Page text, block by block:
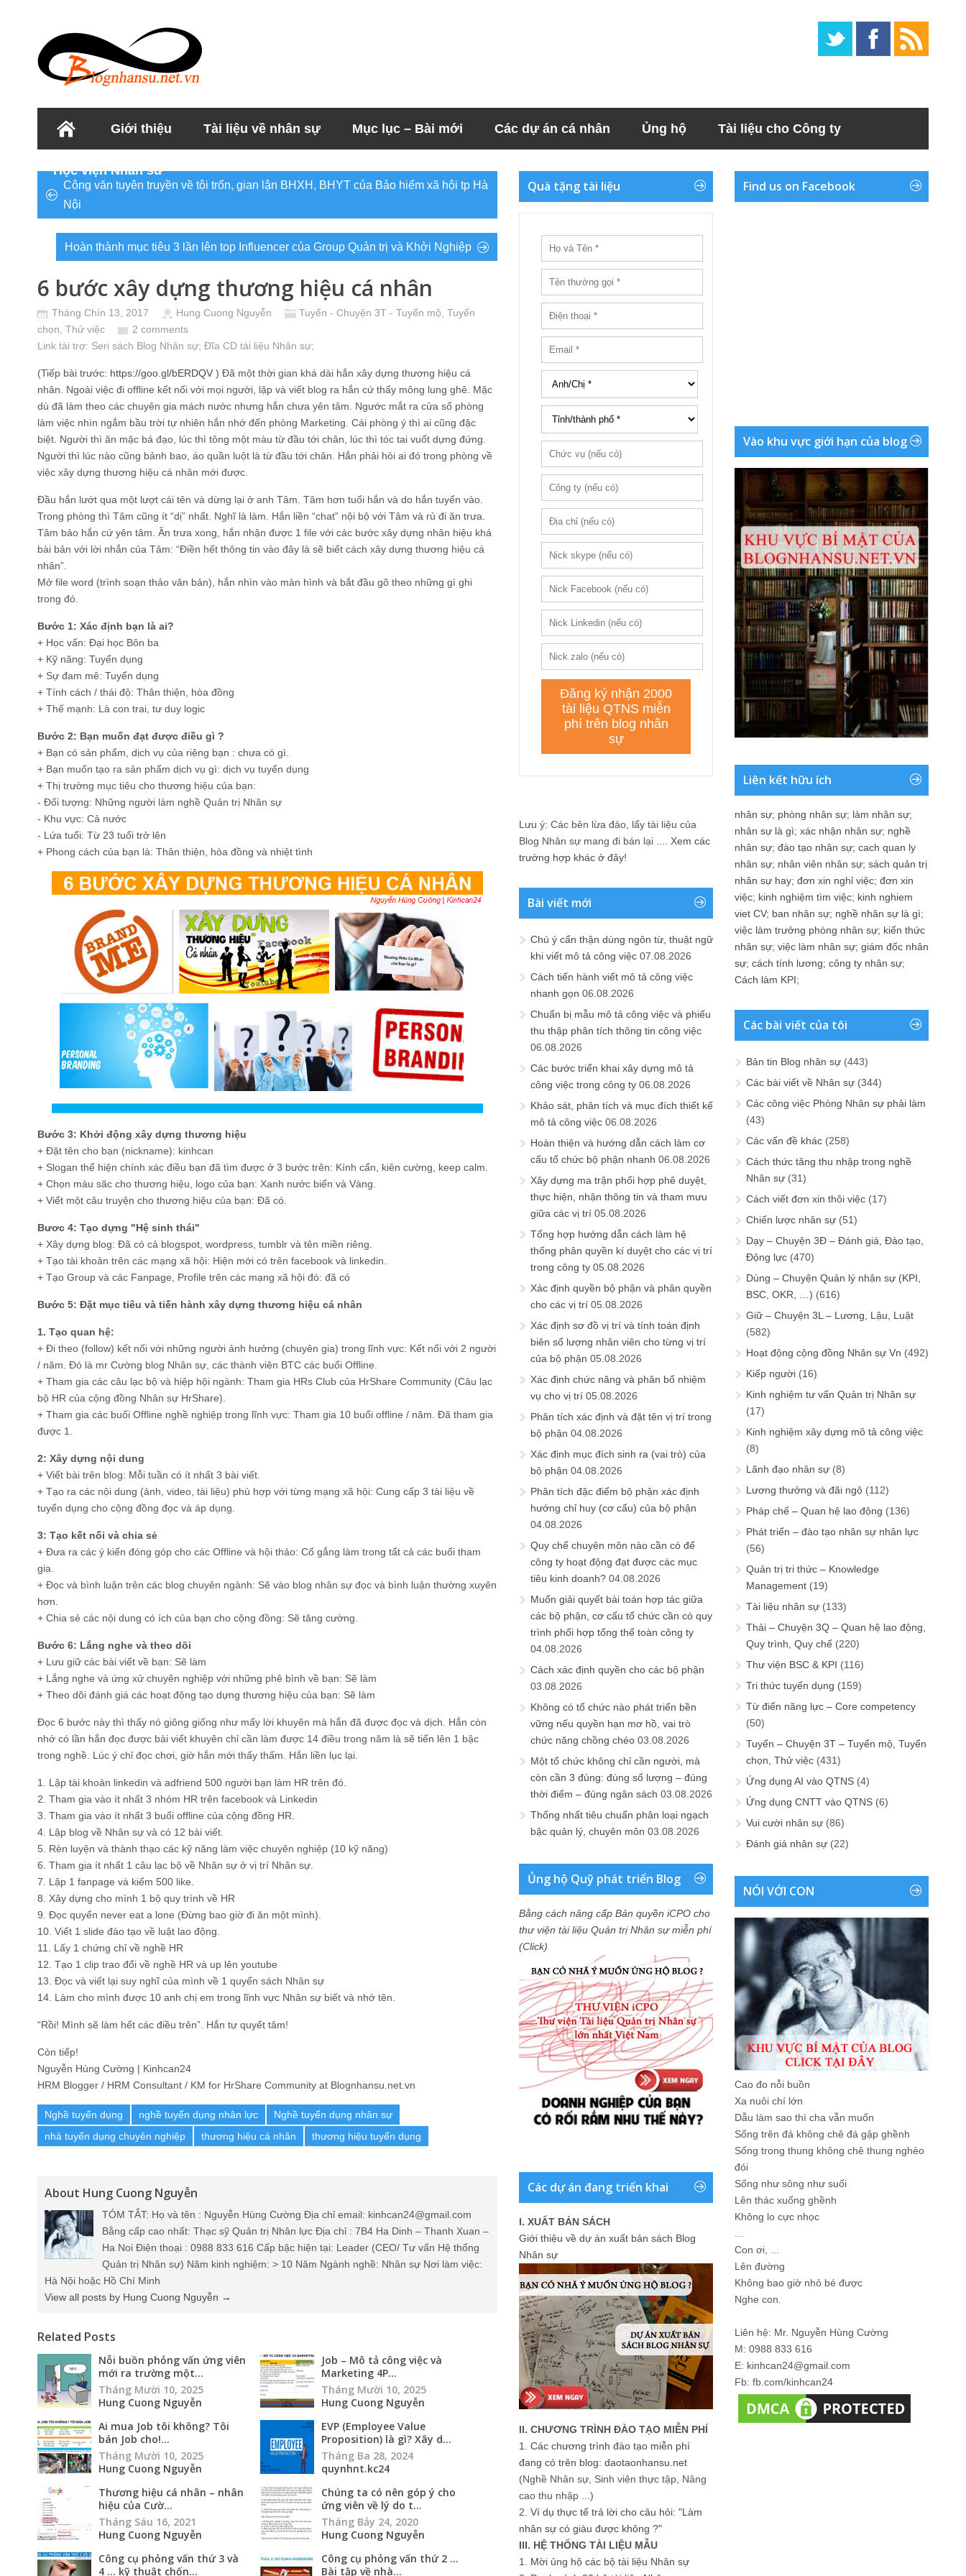
Giới thiệu Tài liệu về nhân sự Mục lục – Bài mới Các dự án cá nhân Ủng hộ Tài liệu cho Công ty
Học viện Nhân sư
Công văn tuyên truyền về tội trốn, gian lận BHXH, BHYT của Bảo hiểm xã hội tp Hà
Nội
Hoàn thành mục tiêu 3 lần lên top Influencer của Group Quản trị và Khởi Nghiệp
6 bước xây dựng thương hiệu cá nhân
Tháng Chín 13, 2017 Hung Cuong Nguyễn
Tuyển - Chuyện 3T - Tuyển mộ, Tuyển
chọn, Thử việc
2 comments
Link tài trợ: Seri sách Blog Nhân sự; Đĩa CD tài liệu Nhân sự;
(Tiếp bài trước: https://goo.gl/bERDQV ) Đã một thời gian khá dài hắn xây dựng thương hiệu cá
nhân. Ngoài việc đi offline kết nối với mọi người, lập và viết blog ra hắn cứ thấy mông lung ghê. Mặc
dù đã làm theo các chuyên gia mách nước nhưng hắn chưa yên tâm. Ngước mắt ra cửa sổ phòng
làm việc nhìn ngắm bầu trời tự nhiên hắn nhớ đến phòng Marketing. Cái phòng ý thì ai cũng đặc
biệt. Người thì ăn mặc bá đạo, lúc thì tông một màu từ đầu tới chân, lúc thì tóc tai vuốt dựng đứng.
Người thì lúc nào cũng bảnh bao, áo quần luột là từ đầu tới chân. Hắn phải hỏi ai đó trong phòng về
việc xây dựng thương hiệu cá nhân mới được.
Đầu hắn lướt qua một lượt cái tên và dừng lại ở anh Tâm. Tâm hơn tuổi hắn và do hắn tuyển vào.
Trong phòng thì Tâm cũng ít “dị” nhất. Nghĩ là làm. Hắn liền “chat” nội bộ với Tâm và rủ đi ăn trưa.
Tâm bảo hắn cứ yên tâm. Ăn trưa xong, hắn nhận được 1 file với các bước xây dựng nhân hiệu khá
bài bản với lời nhắn của Tâm: “Điền hết thông tin vào đây là sẽ biết cách xây dựng thương hiệu cá
nhân”.
Mở file word (trình soạn thảo văn bản), hắn nhìn vào màn hình và bắt đầu gõ theo những gì ghi
trong đó.
Bước 1: Xác định bạn là ai?
+ Học vấn: Đại học Bôn ba
+ Kỹ năng: Tuyển dụng
+ Sự đam mê: Tuyển dụng
+ Tính cách / thái độ: Thân thiện, hòa đồng
+ Thế mạnh: Là con trai, tư duy logic
Bước 2: Bạn muốn đạt được điều gì ?
+ Bạn có sản phẩm, dịch vụ của riêng bạn : chưa có gì.
+ Bạn muốn tạo ra sản phẩm dịch vụ gì: dịch vụ tuyển dụng
+ Thị trường mục tiêu cho thương hiệu của bạn:
- Đối tượng: Những người làm nghề Quản trị Nhân sự
- Khu vực: Cả nước
- Lứa tuổi: Từ 23 tuổi trở lên
+ Phong cách của bạn là: Thân thiện, hòa đồng và nhiệt tình
Bước 3: Khởi động xây dựng thương hiệu
+ Đặt tên cho bạn (nickname): kinhcan
+ Slogan thể hiện chính xác điều bạn đã tìm được ở 3 bước trên: Kính cẩn, kiên cường, keep calm.
+ Chọn màu săc cho thương hiệu, logo của bạn: Xanh nước biển và Vàng.
+ Viết một câu truyện cho thương hiệu của bạn: Đã có.
Bươc 4: Tạo dựng "Hệ sinh thái"
+ Xây dựng blog: Đã có cả blogspot, wordpress, tumblr và tên miền riêng.
+ Tạo tài khoản trên các mạng xã hội: Hiện mới có trên facebook và linkedin.
+ Tạo Group và các Fanpage, Profile trên các mạng xã hội đó: đã có
Bước 5: Đặt mục tiêu và tiến hành xây dựng thương hiệu cá nhân
1. Tạo quan hệ:
+ Đi theo (follow) kết nối với những người ảnh hưởng (chuyên gia) trong lĩnh vực: Kết nối với 2 người
/ năm. Đó là mr Cường blog Nhân sự, các thành viên BTC các buổi Offline.
+ Tham gia các câu lạc bộ và hiệp hội ngành: Tham gia HRs Club của HrShare Community (Câu lạc
bộ HR của cộng đồng Nhân sự HrShare).
+ Tham gia các buổi Offline nghề nghiệp trong lĩnh vực: Tham gia 10 buổi offline / năm. Đã tham gia
được 1.
2: Xây dựng nội dung
+ Viết bài trên blog: Mỗi tuần có ít nhất 3 bài viết.
+ Tạo ra các nội dung (ảnh, video, tài liệu) phù hợp với từng mạng xã hội: Cung cấp 3 tài liệu về
tuyển dụng cho cộng đồng đọc và áp dụng.
3: Tạo kết nối và chia sẻ
+ Đưa ra các ý kiến đóng góp cho các Offline và hội thảo: Cố gắng làm trong tất cả các buổi tham
gia.
+ Đọc và bình luận trên các blog chuyên ngành: Sẽ vào blog nhân sự đọc và bình luận thường xuyên
hơn.
+ Chia sẻ các nội dung có ích của bạn cho cộng đồng: Sẽ tăng cường.
Bước 6: Lắng nghe và theo dõi
+ Lưu giữ các bài viết về bạn: Sẽ làm
+ Lắng nghe và ứng xử chuyên nghiệp với những phê bình về bạn: Sẽ làm
+ Theo dõi đánh giá các hoạt động tạo dựng thương hiệu của bạn: Sẽ làm
Đọc 6 bước này thì thấy nó giông giống như mấy lời khuyên mà hắn đã được đọc và dịch. Hắn còn
nhớ có lần hắn đọc được bài viết khuyên chỉ cần làm được 14 điều trong năm là sẽ tiến lên 1 bậc
trong nghề. Lúc ý chỉ đọc chơi, giờ hắn mới thấy thấm. Hắn liền lục lại.
1. Lập tài khoản linkedin và adfriend 500 người bạn làm HR trên đó.
2. Tham gia vào ít nhất 3 nhóm HR trên facebook và Linkedin
3. Tham gia vào ít nhất 3 buổi offline của cộng đồng HR.
4. Lập blog về Nhân sự và có 12 bài viết.
5. Rèn luyện và thành thạo các kỹ năng làm việc chuyên nghiệp (10 kỹ năng)
6. Tham gia ít nhất 1 câu lạc bộ về Nhân sự ở vị trí Nhân sự.
7. Lập 1 fanpage và kiếm 500 like.
8. Xây dựng cho mình 1 bộ quy trình về HR
9. Đọc quyển never eat a lone (Đừng bao giờ đi ăn một mình).
10. Viết 1 slide đào tạo về luật lao động.
11. Lấy 1 chứng chỉ về nghề HR
12. Tạo 1 clip trao đổi về nghề HR và up lên youtube
13. Đọc và viết lại suy nghĩ của mình về 1 quyển sách Nhân sự
14. Làm cho mình được 10 anh chị em trong lĩnh vực Nhân sự biết và nhớ tên.
“Rồi! Mình sẽ làm hết các điều trên”. Hắn tự quyết tâm!
Còn tiếp!
Nguyễn Hùng Cường | Kinhcan24
HRM Blogger / HRM Consultant / KM for HrShare Community at Blognhansu.net.vn
Nghề tuyển dụng nghề tuyển dụng nhân lực
Nghề tuyển dụng nhân sự
nhà tuyển dụng chuyên nghiệp
thương hiệu cá nhân thương hiệu tuyển dụng
About Hung Cuong Nguyễn
TÓM TẮT: Họ và tên : Nguyễn Hùng Cường Địa chỉ email: kinhcan24@gmail.com
Bằng cấp cao nhất: Thạc sỹ Quản trị Nhân lực Địa chỉ : 7B4 Ha Dinh – Thanh Xuan –
Ha Noi Điện thoại : 0988 833 616 Cấp bậc hiện tại: Leader (CEO/ Tư vấn Hệ thống
Quản trị Nhân sự) Năm kinh nghiệm: > 10 Năm Ngành nghề: Nhân sự Nơi làm việc:
Hà Nội hoặc Hồ Chí Minh
View all posts by Hung Cuong Nguyễn →
Related Posts
Nỗi buồn phỏng vấn ứng viên
mới ra trường một...
Tháng Mười 10, 2025
Hung Cuong Nguyễn
Job – Mô tả công việc và
Marketing 4P...
Tháng Mười 10, 2025
Hung Cuong Nguyễn
Ai mua Job tôi không? Tôi
bán Job cho!...
Tháng Mười 10, 2025
Hung Cuong Nguyễn
EVP (Employee Value
Proposition) là gì? Xây d...
Tháng Ba 28, 2024
quynhnt.kc24
Thương hiệu cá nhân – nhân
hiệu của Cườ...
Tháng Sáu 16, 2021
Hung Cuong Nguyễn
Chúng ta có nên góp ý cho
ứng viên về lý do t...
Tháng Bảy 24, 2020
Hung Cuong Nguyễn
Công cụ phỏng vấn thứ 3 và
4 … kỹ thuật chốn...
Công cụ phỏng vấn thứ 2 …
Bài tập về nhà...
Quà tặng tài liệu
Lưu ý: Các bên lừa đảo, lấy tài liệu của
Blog Nhân sự mang đi bán lại .... Xem các
trường hợp khác ở đây!
Bài viết mới
Chú ý cẩn thận dùng ngôn từ, thuật ngữ
khi viết mô tả công việc 07.08.2026
Cách tiến hành viết mô tả công việc
nhanh gọn 06.08.2026
Chuẩn bị mẫu mô tả công việc và phiếu
thu thập phân tích thông tin công việc
06.08.2026
Các bước triển khai xây dựng mô tả
công việc trong công ty 06.08.2026
Khảo sát, phân tích và mục đích thiết kế
mô tả công việc 06.08.2026
Hoàn thiện và hướng dẫn cách làm cơ
cấu tổ chức bộ phận nhanh 06.08.2026
Xây dựng ma trận phối hợp phê duyệt,
thực hiện, nhận thông tin và tham mưu
giữa các vị trí 05.08.2026
Tổng hợp hướng dẫn cách làm hệ
thống phân quyền kí duyệt cho các vị trí
trong công ty 05.08.2026
Xác định quyền bộ phận và phân quyền
cho các vị trí 05.08.2026
Xác định sơ đồ vị trí và tính toán định
biên số lượng nhân viên cho từng vị trí
của bộ phận 05.08.2026
Xác định chức năng và phân bổ nhiệm
vụ cho vị trí 05.08.2026
Phân tích xác định và đặt tên vị trí trong
bộ phận 04.08.2026
Xác định mục đích sinh ra (vai trò) của
bộ phận 04.08.2026
Phân tích đặc điểm bộ phận xác định
hướng chỉ huy (cơ cấu) của bộ phận
04.08.2026
Quy chế chuyên môn nào cần có để
công ty hoạt động đạt được các mục
tiêu kinh doanh? 04.08.2026
Muốn giải quyết bài toán hợp tác giữa
các bộ phận, cơ cấu tổ chức cần có quy
trình phối hợp tổng thể toàn công ty
04.08.2026
Cách xác định quyền cho các bộ phận
03.08.2026
Không có tổ chức nào phát triển bền
vững nếu quyền hạn mơ hồ, vai trò
chức năng chồng chéo 03.08.2026
Một tổ chức không chỉ cần người, mà
còn cần 3 đúng: đúng số lượng – đúng
thời điểm – đúng ngân sách 03.08.2026
Thống nhất tiêu chuẩn phân loại ngạch
bậc quản lý, chuyên môn 03.08.2026
Ủng hộ Quỹ phát triển Blog
Bằng cách nâng cấp Bản quyền iCPO cho
thư viện tài liệu Quản trị Nhân sự miễn phí
(Click)
Các dự án đang triển khai
I. XUẤT BẢN SÁCH
Giới thiệu về dự án xuất bản sách Blog
Nhân sự
II. CHƯƠNG TRÌNH ĐÀO TẠO MIỄN PHÍ
1. Các chương trình đào tạo miễn phí
đang có trên blog: daotaonhansu.net
(Nghề Nhân sự, Sinh viên thực tập, Nâng
cao thu nhập ...)
2. Ví dụ thực tế trả lời cho câu hỏi: "Làm
nhân sự có giàu được không ?"
III. HỆ THỐNG TÀI LIỆU MẪU
1. Mời ủng hộ các bộ tài liệu Nhân sự
Find us on Facebook
Vào khu vực giới hạn của blog
Liên kết hữu ích
nhân sự; phòng nhân sự; làm nhân sự;
nhân sự là gì; xác nhận nhân sự; nghề
nhân sự; đào tạo nhân sự; cach quan ly
nhân sự; nhân viên nhân sự; sách quản trị
nhân sự hay; đơn xin nghỉ việc; đơn xin
việc; kinh nghiệm tìm việc; kinh nghiem
viet CV; ban nhân sự; nghề nhân sự là gì;
việc làm trưởng phòng nhân sự; kiến thức
nhân sự; việc làm nhân sự; giám đốc nhân
sự; cách tính lương; công ty nhân sự;
Cách làm KPI;
Các bài viết của tôi
Bản tin Blog nhân sự (443)
Các bài viết về Nhân sự (344)
Các công việc Phòng Nhân sự phải làm
(43)
Các vấn đề khác (258)
Cách thức tăng thu nhập trong nghề
Nhân sự (31)
Cách viết đơn xin thôi việc (17)
Chiến lược nhân sự (51)
Dạy – Chuyện 3Đ – Đánh giá, Đào tạo,
Động lực (470)
Dùng – Chuyện Quản lý nhân sự (KPI,
BSC, OKR, …) (616)
Giữ – Chuyện 3L – Lương, Lậu, Luật
(582)
Hoạt động cộng đồng Nhân sự Vn (492)
Kiếp người (16)
Kinh nghiệm tư vấn Quản trị Nhân sự
(17)
Kinh nghiệm xây dựng mô tả công việc
(8)
Lãnh đạo nhân sự (8)
Lương thưởng và đãi ngộ (112)
Pháp chế – Quan hệ lao động (136)
Phát triển – đào tạo nhân sự nhân lực
(56)
Quản trị tri thức – Knowledge
Management (19)
Tài liệu nhân sự (133)
Thải – Chuyện 3Q – Quan hệ lao động,
Quy trình, Quy chế (220)
Thư viện BSC & KPI (116)
Tri thức tuyển dụng (159)
Từ điển năng lực – Core competency
(50)
Tuyển – Chuyện 3T – Tuyển mộ, Tuyển
chọn, Thử việc (431)
Ứng dụng AI vào QTNS (4)
Ứng dụng CNTT vào QTNS (6)
Vui cười nhân sự (86)
Đánh giá nhân sự (22)
NÓI VỚI CON
Cao đo nỗi buồn
Xa nuôi chí lớn
Dẫu làm sao thì cha vẫn muốn
Sống trên đá không chê đá gập ghềnh
Sống trong thung không chê thung nghèo
đói
Sống như sông như suối
Lên thác xuống ghềnh
Không lo cực nhọc
Con ơi, ...
Lên đường
Không bao giờ nhỏ bé được
Nghe con.
Liên hệ: Mr. Nguyễn Hùng Cường
M: 0988 833 616
E: kinhcan24@gmail.com
Fb: fb.com/kinhcan24